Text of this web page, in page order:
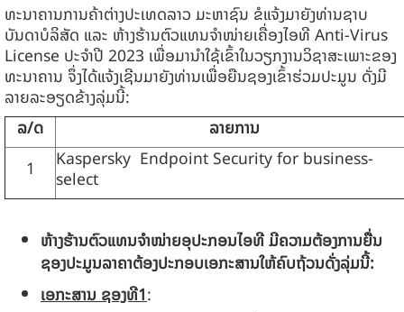
ທະນາຄານການຄ້າຕ່າງປະເທດລາວ ມະຫາຊົນ ຂໍແຈ້ງມາຍັງທ່ານຊາບ
ບັນດາບໍລິສັດ ແລະ ຫ້າງຮ້ານຕົວແທນຈຳໜ່າຍເຄື່ອງໄອທີ Anti-Virus
License ປະຈໍາປີ 2023 ເພື່ອມານຳໃຊ້ເຂົ້າໃນວຽກງານວິຊາສະເພາະຂອງ
ທະນາຄານ ຈຶ່ງໄດ້ແຈ້ງເຊີນມາຍັງທ່ານເພື່ອຍືນຊອງເຂົ້າຮ່ວມປະມູນ ດັ່ງມີ
ລາຍລະອຽດຂ້າງລຸ່ມນີ້:
ລ/ດ
ລາຍການ
1
Kaspersky Endpoint Security for business-
select
ຫ້າງຮ້ານຕົວແທນຈຳໜ່າຍອຸປະກອນໄອທີ ມີຄວາມຕ້ອງການຍື່ນ
ຊອງປະມູນລາຄາຕ້ອງປະກອບເອກະສານໃຫ້ຄົບຖ້ວນດັ່ງລຸ່ມນີ້:
ເອກະສານ ຊອງທີ1: